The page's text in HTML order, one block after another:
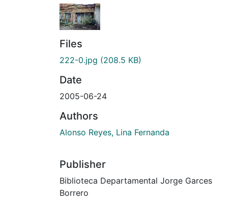
Files
222-0.jpg (208.5 KB)
Date
2005-06-24
Authors
Alonso Reyes, Lina Fernanda
Publisher
Biblioteca Departamental Jorge Garces
Borrero